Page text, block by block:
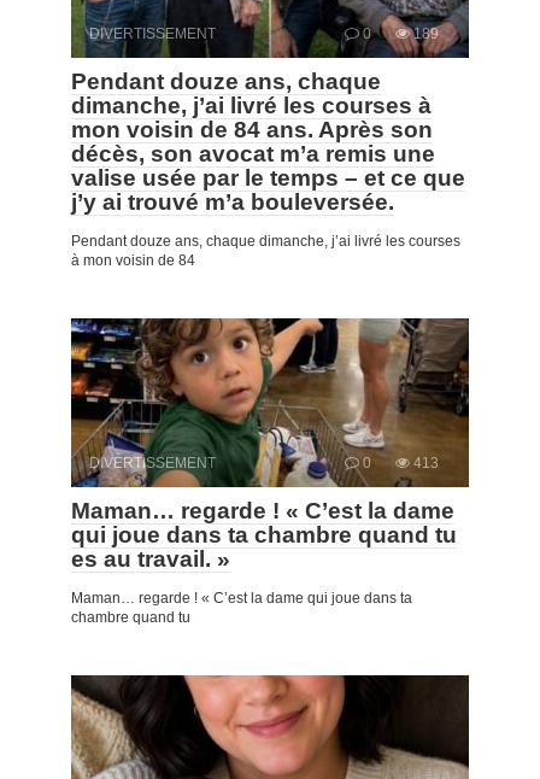
DIVERTISSEMENT 0 189
Pendant douze ans, chaque
dimanche, j’ai livré les courses à
mon voisin de 84 ans. Après son
décès, son avocat m’a remis une
valise usée par le temps – et ce que
j’y ai trouvé m’a bouleversée.
Pendant douze ans, chaque dimanche, j’ai livré les courses
à mon voisin de 84
DIVERTISSEMENT 0 413
Maman… regarde ! « C’est la dame
qui joue dans ta chambre quand tu
es au travail. »
Maman… regarde ! « C’est la dame qui joue dans ta
chambre quand tu